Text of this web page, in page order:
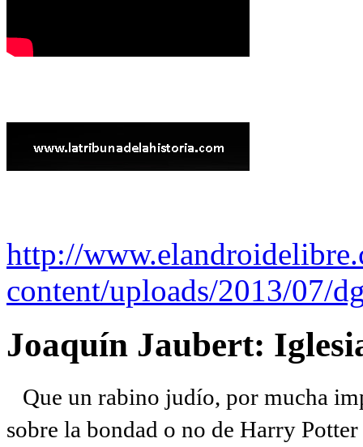
http://
content/uploads/2013/07/
Joaquín Jaubert:
Que un rabino judío, por mucha
sobre la bondad o no de Harry